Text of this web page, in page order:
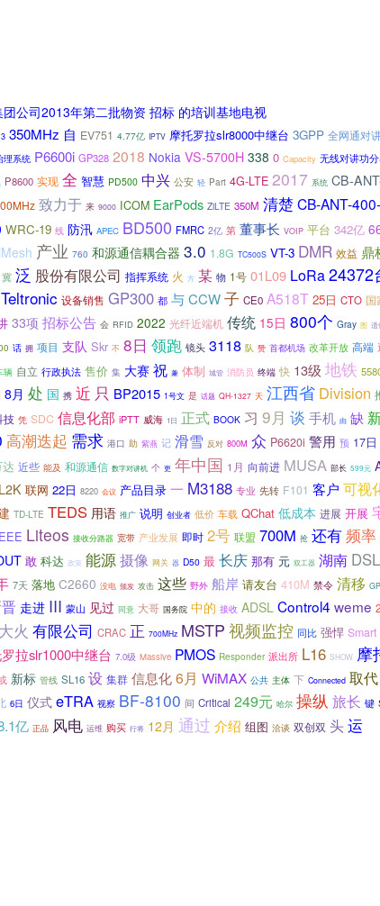
公司2013年第二批物资 招标 的培训基地电视
350MHz 自 EV751 4.77亿 IPTV 摩托罗拉slr8000中继台 3GPP 全网通对
理系统 P6600i GP328 2018 Nokia VS-5700H 338 0 Capacity 无线对讲功
P8600 实现 全 智慧 PD500 中兴 公安 轻 Part 4G-LTE 2017 系统 CB-
致力于 来 9000 ICOM EarPods ZiLTE 350M 清楚CB-ANT-
WRC-19 线 防汛 APEC BD500 FMRC 2亿 第 董事长 VOIP 平台 342亿
iMesh 产业 760 和源通信耦合器 3.0 1.8G TC500S VT-3 DMR 效益 鼎
冀 泛 股份有限公司 指挥系统 火 方 某 物 1号 01L09 LoRa24372
Teltronic 设备销售 GP300 都 与CCW子 CE0 A518T 25日 CTO 国
33项 招标公告 会 RFID 2022 光纤近端机 传统 15日 800个 Gray 图 遗
话 拥 项目 支队 Skr 不 8日 领跑 镜头 3118 队 赞 首都机场 改革开放 高端
辆 自立 行政执法 售价 集 大赛 祝 兼 体制 城管 消防员 终端 快 13级 地铁
8月 处 国 携 近 只 BP2015 1号文 是 话题 QH-1327 天 江西省 Division
技 凭 SDC 信息化部 iPTT 威海 1日 正式 BOOK 习 9月 谈 手机 由 缺
高潮迭起 需求 港口 助 紫燕 记 滑雪 反对 800M 众 P6620i 警用 预 17日
近些 能及 和源通信 数字对讲机 个 更 年中国 1月 向前进 MUSA 部长 599元
联网 22日 8220 会议 产品目录 一 M3188 专业 先转 F101 客户 可视
TD-LTE TEDS 用语 推广 说明 创业者 低价 车载 QChat 低成本 进展 开展
Liteos 接收分路器 宽带 产业发展 即时 2号 联盟 700M 抢 还有频率
敢 科达 政策 能源摄像 网关 器 D50 最 长庆 那有 元 双工器 湖南 DSL
7天 落地 C2660 没电 颁发 攻击 这些 野外 船岸 请友台 410M 禁令 清移
走进 III 蒙山 见过 同意 大哥 国务院 中的 接收 ADSL Control4 weme
大火 有限公司 CRAC 正 700MHz MSTP视频监控 同比 强悍 Smart
拉slr1000中继台 7.0级 Massive PMOS Responder 派出所 L16 SHOW 摩
新标 管线 SL16 设 集群 信息化6月 WiMAX 公共 主体 下 Connected 取代
6日 仪式 eTRA 视察 BF-8100 间 Critical 249元 哈尔 操纵 旅长 键
亿 正品 风电 运维 购买 行将 12月 通过 介绍 组图 洽谈 双创双 头运